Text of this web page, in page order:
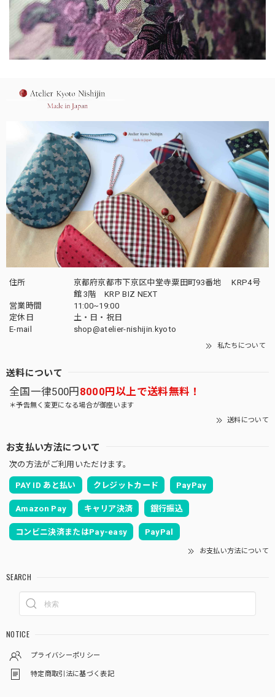
住所
京都府京都市下京区中堂寺粟田町93番地 KRP4号
館 3階 KRP BIZ NEXT
営業時間
11:00~19:00
定休日
土・日・祝日
E-mail
shop@atelier-nishijin.kyoto
私たちについて
送料について
全国一律500円 8000円以上で送料無料！
＊予告無く変更になる場合が御座います
送料について
お支払い方法について
次の方法がご利用いただけます。
PAY ID あと払い クレジットカード PayPay
Amazon Pay キャリア決済 銀行振込
コンビニ決済またはPay-easy PayPal
お支払い方法について
SEARCH
NOTICE
プライバシーポリシー
特定商取引法に基づく表記